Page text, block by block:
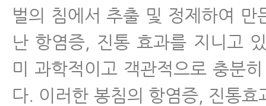
벌의 침에서 추출 및 정제하여 만
난 항염증, 진통 효과를 지니고
미 과학적이고 객관적으로 충분
다. 이러한 봉침의 항염증, 진통효